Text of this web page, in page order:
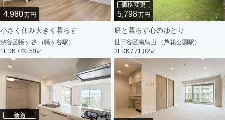
4,980万円
小さく住み大きく暮らす
渋谷区幡ヶ谷 （幡ヶ谷駅）
1LDK / 40.50㎡
価格変更
5,798万円
庭と暮らす心のゆとり
世田谷区南烏山 （芦花公園駅）
3LDK / 71.02㎡
新着